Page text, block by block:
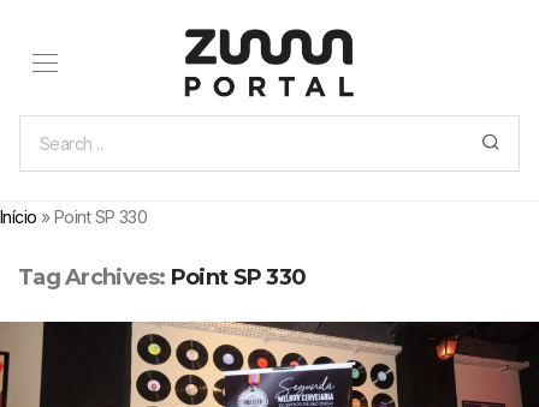
Início »Point SP 330
Tag Archives: Point SP 330